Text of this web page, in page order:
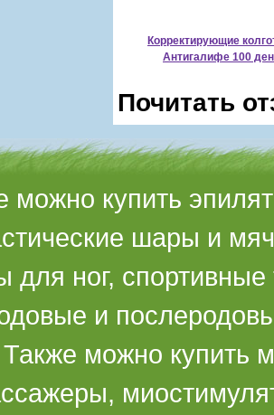
Корректирующие
Антигалифе 100 ден
Почитать
можно купить
шары и
для ног,
и
можно купить